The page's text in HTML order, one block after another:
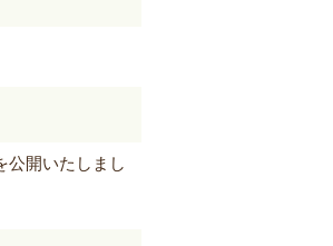
公開いたしまし